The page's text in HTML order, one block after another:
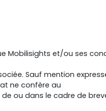
Mobilisights et/ou ses
Sauf mention
ne confère au
ou dans le cadre de